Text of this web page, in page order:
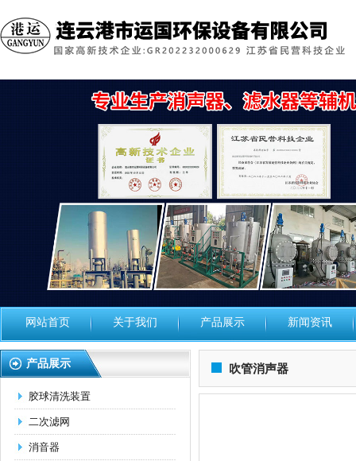
网站首页 关于我们 产品展示 新闻资讯
产品展示
胶球清洗装置
二次滤网
消音器
吹管消声器